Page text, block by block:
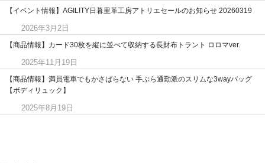
【イベント情報】AGILITY日暮里革工房アトリエセールのお知らせ 20260319
2026年3月2日
【商品情報】カード30枚を縦に並べて収納する長財布トラント ロロマver.
2025年11月19日
【商品情報】満員電車でもかさばらない 手ぶら通勤派のスリムな3wayバッグ
【ボディリュック】
2025年8月19日